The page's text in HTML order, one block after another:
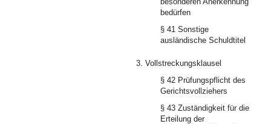
bedürfen
§ 41 Sonstige
ausländische Schuldtitel
3. Vollstreckungsklausel
§ 42 Prüfungspflicht des
Gerichtsvollziehers
§ 43 Zuständigkeit für die
Erteilung der